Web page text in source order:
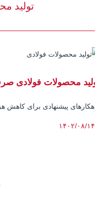
تولید
محصولات فولادی
پیشنهادی برای کاهش
۱۴۰۲/۰۸/۱۴